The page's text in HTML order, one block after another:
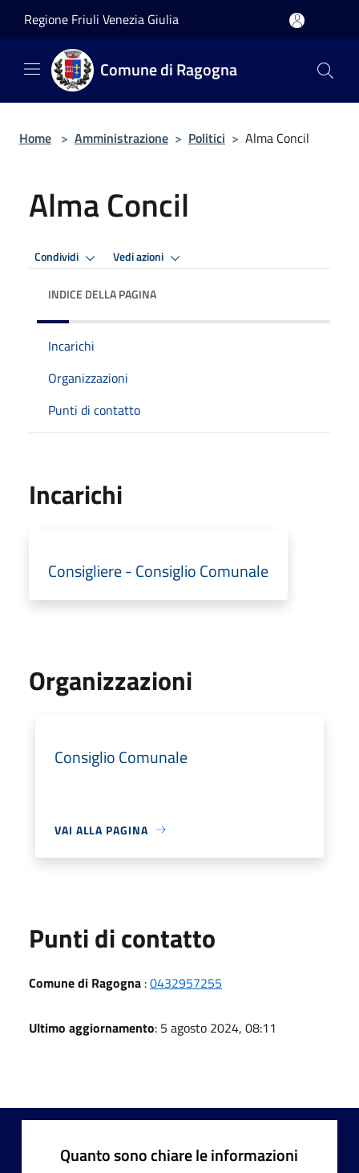
Regione Friuli Venezia Giulia
Comune di Ragogna
Home > Amministrazione > Politici > Alma Concil
Alma Concil
Condividi Vedi azioni
INDICE DELLA PAGINA
Incarichi
Organizzazioni
Punti di contatto
Incarichi
Consigliere - Consiglio Comunale
Organizzazioni
Consiglio Comunale
VAI ALLA PAGINA
Punti di contatto
Comune di Ragogna :0432957255
Ultimo aggiornamento: 5 agosto 2024, 08:11
Quanto sono chiare le informazioni